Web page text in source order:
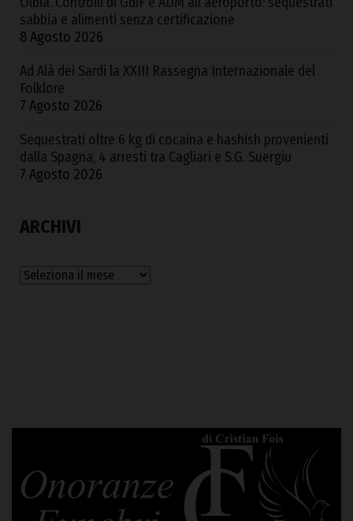
sabbia e alimenti senza certificazione
8 Agosto 2026
Ad Alà dei Sardi la XXIII Rassegna Internazionale del
Folklore
7 Agosto 2026
Sequestrati oltre 6 kg di cocaina e hashish provenienti
dalla Spagna, 4 arresti tra Cagliari e S.G. Suergiu
7 Agosto 2026
ARCHIVI
Archivi